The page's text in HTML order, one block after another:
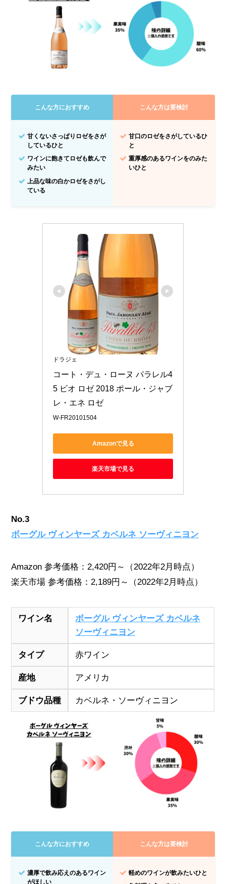
こんな方におすすめ こんな方は要検討
甘くないさっぱりロゼをさが
しているひと
ワインに飽きてロゼも飲んで
みたい
上品な味の白かロゼをさがし
ている
甘口のロゼをさがしているひ
と
重厚感のあるワインをのみた
いひと
ドラジェ
コート・デュ・ローヌ パラレル4
5 ビオ ロゼ 2018 ポール・ジャブ
レ・エネ ロゼ
W-FR20101504
Amazonで見る
楽天市場で見る
No.3
ボーグル ヴィンヤーズ カベルネ ソーヴィニヨン
Amazon 参考価格：2,420円～（2022年2月時点）
楽天市場 参考価格：2,189円～（2022年2月時点）
ワイン名
ボーグル ヴィンヤーズ カベルネ
ソーヴィニヨン
タイプ 赤ワイン
産地 アメリカ
ブドウ品種 カベルネ・ソーヴィニヨン
こんな方におすすめ こんな方は要検討
濃厚で飲み応えのあるワイン
がほしい
軽めのワインが飲みたいひと